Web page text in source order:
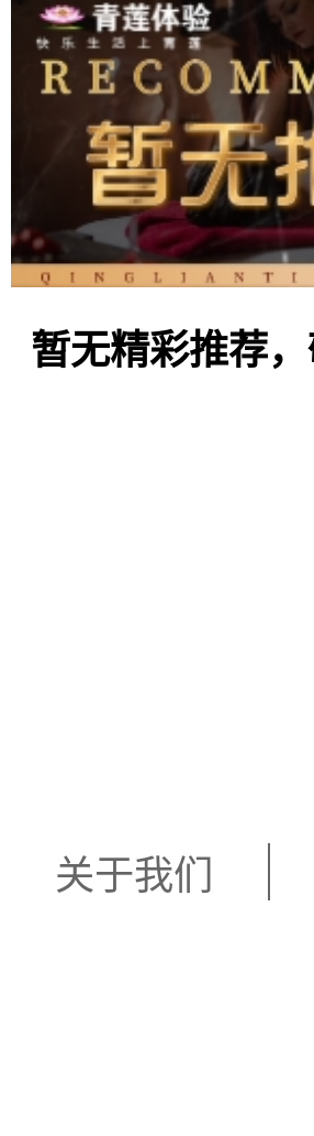
暂无精彩推荐
关于我们